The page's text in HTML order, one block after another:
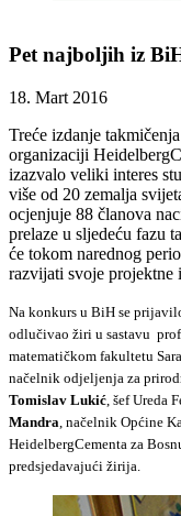
Pet najboljih iz
18. Mart 2016
Treće izdanje
organizaciji
izazvalo veliki interes
više od 20 zemalja
ocjenjuje 88 članova
prelaze u sljedeću fazu
će tokom narednog
razvijati svoje projektne
Na konkurs u BiH se
odlučivao žiri u sastavu
matematičkom fakultetu
načelnik odjeljenja za
Tomislav Lukić , šef Ureda
Mandra , načelnik Općine
HeidelbergCementa za
predsjedavajući žirija.